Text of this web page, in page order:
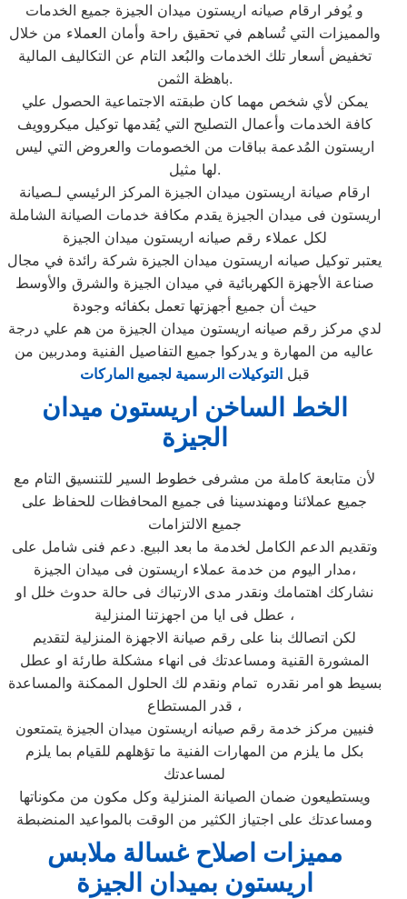
و يُوفر ارقام صيانه اريستون ميدان الجيزة جميع الخدمات
والمميزات التي تُساهم في تحقيق راحة وأمان العملاء من خلال
تخفيض أسعار تلك الخدمات والبُعد التام عن التكاليف المالية
باهظة الثمن.
يمكن لأي شخص مهما كان طبقته الاجتماعية الحصول علي
كافة الخدمات وأعمال التصليح التي يُقدمها توكيل ميكروويف
اريستون المُدعمة بباقات من الخصومات والعروض التي ليس
لها مثيل.
ارقام صيانة اريستون ميدان الجيزة المركز الرئيسي لـصيانة
اريستون فى ميدان الجيزة يقدم مكافة خدمات الصيانة الشاملة
لكل عملاء رقم صيانه اريستون ميدان الجيزة
يعتبر توكيل صيانه اريستون ميدان الجيزة شركة رائدة في مجال
صناعة الأجهزة الكهربائية في ميدان الجيزة والشرق والأوسط
حيث أن جميع أجهزتها تعمل بكفائه وجودة
لدي مركز رقم صيانه اريستون ميدان الجيزة من هم علي درجة
عاليه من المهارة و يدركوا جميع التفاصيل الفنية ومدربين من
قبلالتوكيلات الرسمية لجميع الماركات
الخط الساخن اريستون ميدان
الجيزة
لأن متابعة كاملة من مشرفى خطوط السير للتنسيق التام مع
جميع عملائنا ومهندسينا فى جميع المحافظات للحفاظ على
جميع الالتزامات
وتقديم الدعم الكامل لخدمة ما بعد البيع. دعم فنى شامل على
مدار اليوم من خدمة عملاء اريستون فى ميدان الجيزة،
نشاركك اهتمامك ونقدر مدى الارتباك فى حالة حدوث خلل او
عطل فى ايا من اجهزتنا المنزلية ،
لكن اتصالك بنا على رقم صيانة الاجهزة المنزلية لتقديم
المشورة القنية ومساعدتك فى انهاء مشكلة طارئة او عطل
بسيط هو امر نقدره تمام ونقدم لك الحلول الممكنة والمساعدة
قدر المستطاع ،
فنيين مركز خدمة رقم صيانه اريستون ميدان الجيزة يتمتعون
بكل ما يلزم من المهارات الفنية ما تؤهلهم للقيام بما يلزم
لمساعدتك
ويستطيعون ضمان الصيانة المنزلية وكل مكون من مكوناتها
ومساعدتك على اجتياز الكثير من الوقت بالمواعيد المنضبطة
مميزات اصلاح غسالة ملابس
اريستون بميدان الجيزة